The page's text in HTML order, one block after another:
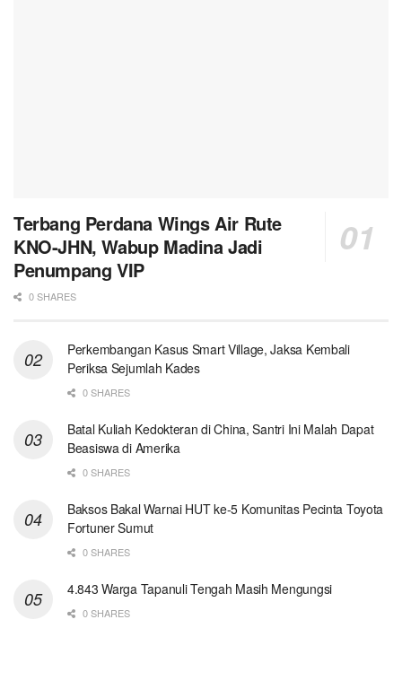
Terbang Perdana Wings Air Rute
KNO-JHN, Wabup Madina Jadi
Penumpang VIP
0 SHARES
Perkembangan Kasus Smart Village, Jaksa Kembali
Periksa Sejumlah Kades
0 SHARES
Batal Kuliah Kedokteran di China, Santri Ini Malah Dapat
Beasiswa di Amerika
0 SHARES
Baksos Bakal Warnai HUT ke-5 Komunitas Pecinta Toyota
Fortuner Sumut
0 SHARES
4.843 Warga Tapanuli Tengah Masih Mengungsi
0 SHARES